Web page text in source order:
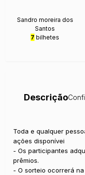
Sandro moreira dos
Santos
7 bilhetes
Descrição
Toda e qualquer
ações disponívei
- Os participantes
prêmios.
- O sorteio ocorrerá